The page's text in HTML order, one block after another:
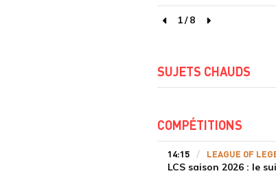
page précédente
1/8
page suivante
SUJETS CHAUDS
COMPÉTITIONS
14:15 LEAGUE OF
LCS saison 2026 : le